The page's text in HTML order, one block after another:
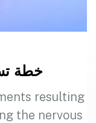
خطة
resulting
the nervous